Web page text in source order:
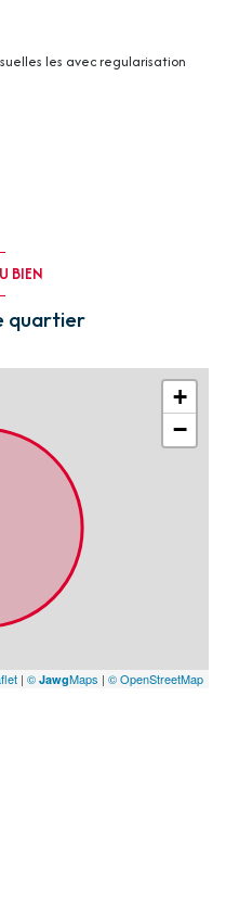
les avec regularisation
BIEN
quartier
+
−
| © JawgMaps | © OpenStreetMap